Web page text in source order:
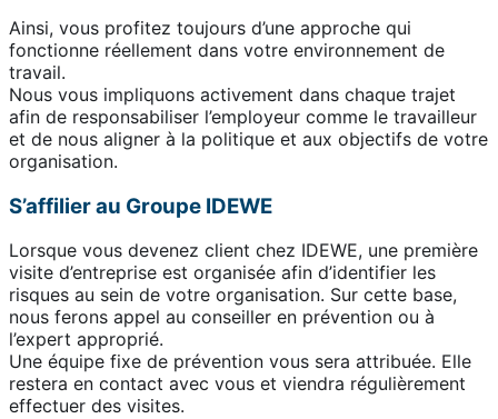
Ainsi, vous profitez toujours d’une approche qui
fonctionne réellement dans votre environnement de
travail.
Nous vous impliquons activement dans chaque trajet
afin de responsabiliser l’employeur comme le travailleur
et de nous aligner à la politique et aux objectifs de votre
organisation.
S’affilier au Groupe IDEWE
Lorsque vous devenez client chez IDEWE, une première
visite d’entreprise est organisée afin d’identifier les
risques au sein de votre organisation. Sur cette base,
nous ferons appel au conseiller en prévention ou à
l’expert approprié.
Une équipe fixe de prévention vous sera attribuée. Elle
restera en contact avec vous et viendra régulièrement
effectuer des visites.